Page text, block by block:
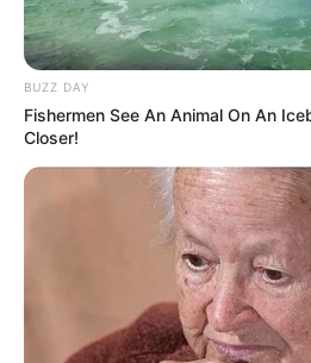
(foto:
2. Hampir sama dengan
lebih akrab Ayah dipanggil
Ibu dipanggil Eomma
BUZZ DAY
Fishermen See An Animal On An
Closer!